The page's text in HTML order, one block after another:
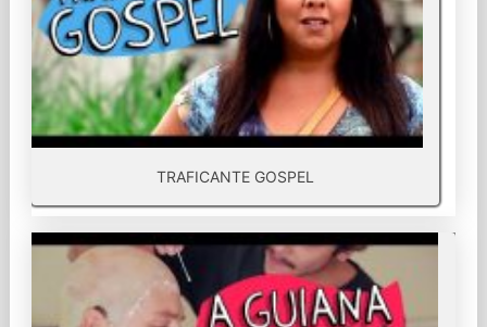
TRAFICANTE GOSPEL